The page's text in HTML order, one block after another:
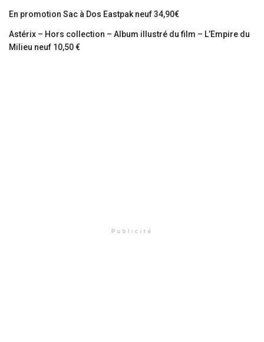
En promotion Sac à Dos Eastpak neuf 34,90€
Astérix – Hors collection – Album illustré du film – L’Empire du
Milieu neuf 10,50 €
Publicité